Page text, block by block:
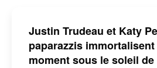
Justin Trudeau et Katy
paparazzis
moment sous le soleil de